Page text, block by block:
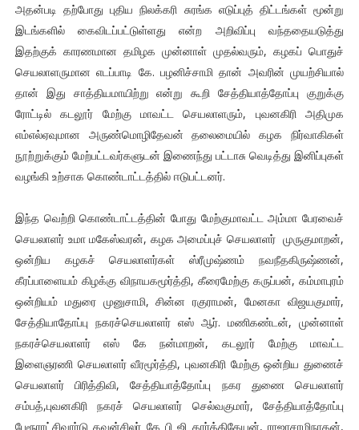
அதன்படி தற்போது புதிய நிலக்கரி சுரங்க எடுப்புத் திட்டங்கள் மூன்று
இடங்களில் கைவிடப்பட்டுள்ளது என்ற அறிவிப்பு வந்ததையடுத்து
இதற்குக் காரணமான தமிழக முன்னாள் முதல்வரும், கழகப் பொதுச்
செயலாளருமான எடப்பாடி கே. பழனிச்சாமி தான் அவரின் முயற்சியால்
தான் இது சாத்தியமாயிற்று என்று கூறி சேத்தியாத்தோப்பு குறுக்கு
ரோட்டில் கடலூர் மேற்கு மாவட்ட செயலாளரும், புவனகிரி அதிமுக
எம்எல்ஏவுமான அருண்மொழிதேவன் தலைமையில் கழக நிர்வாகிகள்
நூற்றுக்கும் மேற்பட்டவர்களுடன் இணைந்து பட்டாசு வெடித்து இனிப்புகள்
வழங்கி உற்சாக கொண்டாட்டத்தில் ஈடுபட்டனர்.
இந்த வெற்றி கொண்டாட்டத்தின் போது மேற்குமாவட்ட அம்மா பேரவைச்
செயலாளர் உமா மகேஸ்வரன், கழக அமைப்புச் செயலாளர் முருகுமாறன்,
ஒன்றிய கழகச் செயலாளர்கள் ஸ்ரீமுஷ்ணம் நவநீதகிருஷ்ணன்,
கீரப்பாளையம் கிழக்கு விநாயகமூர்த்தி, கீரைமேற்கு கருப்பன், கம்மாபுரம்
ஒன்றியம் மதுரை முனுசாமி, சின்ன ரகுராமன், மேனகா விஜயகுமார்,
சேத்தியாதோப்பு நகரச்செயலாளர் எஸ் ஆர். மணிகண்டன், முன்னாள்
நகரச்செயலாளர் எஸ் கே நன்மாறன், கடலூர் மேற்கு மாவட்ட
இளைஞரணி செயலாளர் வீரமூர்த்தி, புவனகிரி மேற்கு ஒன்றிய துணைச்
செயலாளர் பிரித்திவி, சேத்தியாத்தோப்பு நகர துணை செயலாளர்
சம்பத்,புவனகிரி நகரச் செயலாளர் செல்வகுமார், சேத்தியாத்தோப்பு
பேரூராட்சிவார்டு கவுன்சிலர் கே பி ஜி கார்த்திகேயன், ராஜாசாமிநாதன்,